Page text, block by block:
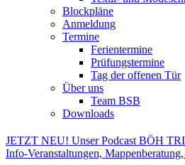
Blockpläne
Anmeldung
Termine
Ferientermine
Prüfungstermine
Tag der offenen Tür
Über uns
Team BSB
Downloads
JETZT NEU! Unser Podcast BÖH
Info-Veranstaltungen,